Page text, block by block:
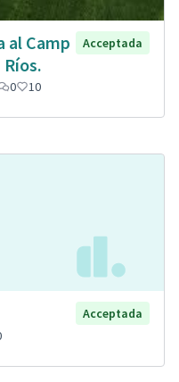
al Camp
Acceptada
0 10
Acceptada